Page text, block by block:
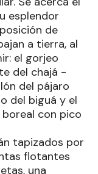
esplendor
de
a tierra, al
el gorjeo
del chajá -
del pájaro
del biguá y el
con pico
tapizados por
flotantes
una